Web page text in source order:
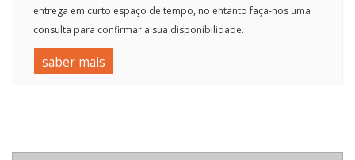
entrega em curto espaço de tempo, no entanto faça-nos uma
consulta para confirmar a sua disponibilidade.
saber mais